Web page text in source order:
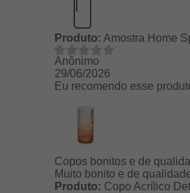
Produto: Amostra Home
Anônimo
29/06/2026
Eu recomendo esse
Copos bonitos e de
Muito bonito e de
Produto: Copo Acrílico